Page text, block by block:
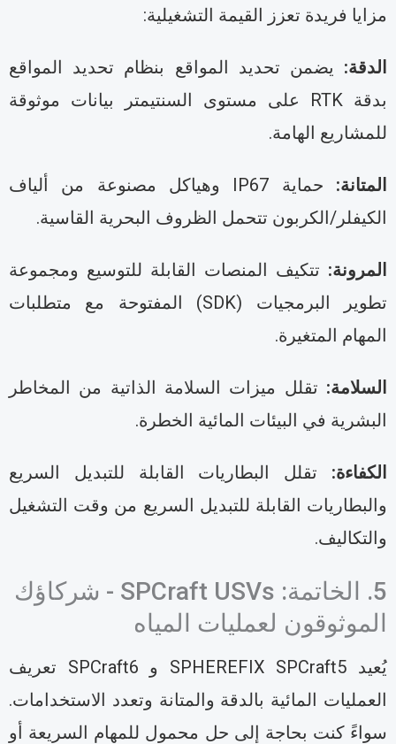
فريدة تعزز القيمة التشغيلية:
يضمن تحديد المواقع بنظام تحديد المواقع
بدقة RTK على مستوى السنتيمتر بيانات موثوقة
الهامة.
حماية IP67 وهياكل مصنوعة من ألياف
الكربون تتحمل الظروف البحرية القاسية.
تتكيف المنصات القابلة للتوسيع ومجموعة
تطوير البرمجيات (SDK) المفتوحة مع متطلبات
المتغيرة.
تقلل ميزات السلامة الذاتية من المخاطر
في البيئات المائية الخطرة.
تقلل البطاريات القابلة للتبديل السريع
القابلة للتبديل السريع من وقت التشغيل
5. الخاتمة: SPCraft USVs - شركاؤك
لعمليات المياه
يُعيد SPHEREFIX SPCraft5 و SPCraft6 تعريف
المائية بالدقة والمتانة وتعدد الاستخدامات.
كنت بحاجة إلى حل محمول للمهام السريعة أو